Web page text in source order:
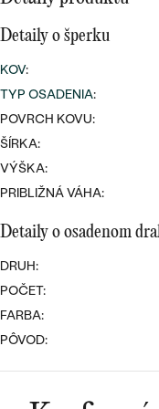
DRAHOKAM
PODĽA MATERIÁLU
ZLATO
PLATINA
STRIEBRO
S
S LAB
S PERLAMI
SYMBOLICKÉ
PODĽA FARBY
CENOVO
LUXUSNÉ
Detaily o šperku
KOV:
TYP OSADENIA:
POVRCH KOVU:
ŠÍRKA:
VÝŠKA:
PRIBLIŽNÁ VÁHA:
Detaily o osadenom
DRUH:
POČET:
FARBA:
PÔVOD: